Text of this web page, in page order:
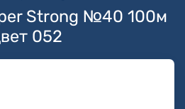
Strong №40 100м
052